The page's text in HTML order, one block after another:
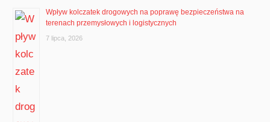
Wpływ kolczatek drogowych na poprawę bezpieczeństwa na
terenach przemysłowych i logistycznych
7 lipca, 2026